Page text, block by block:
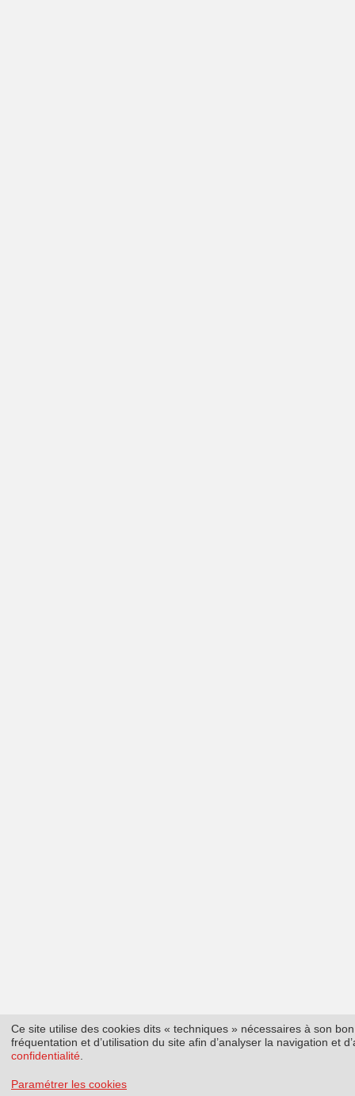
Ce site utilise des cookies dits « techniques » nécessaires à son
fréquentation et d’utilisation du site afin d’analyser la navigation et
confidentialité
Paramétrer les cookies